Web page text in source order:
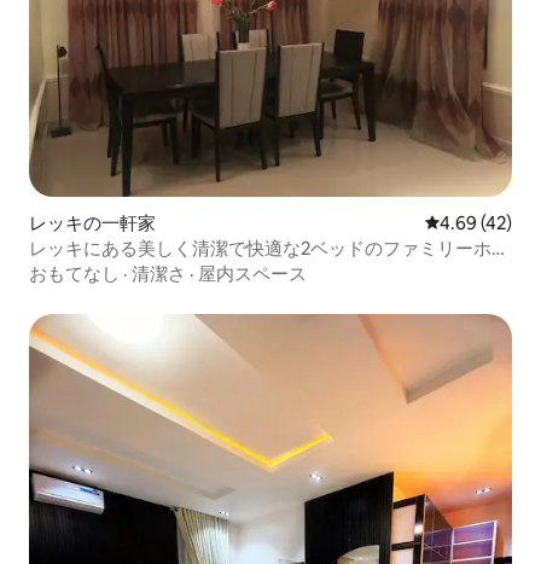
レッキの一軒家 レビュー42
4.69 (42)
レッキにある美しく清潔で快適な2ベッドのファミリーホー
ム
おもてなし · 清潔さ · 屋内スペース